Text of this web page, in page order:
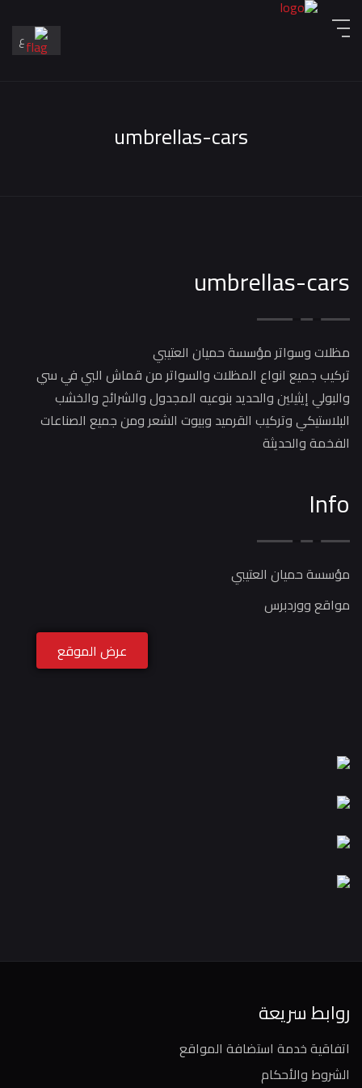
ع
En
umbrellas-cars
umbrellas-cars
مظلات وسواتر مؤسسة حميان العتيبي
تركيب جميع انواع المظلات والسواتر من قماش البي في سي
والبولي إيثيلين والحديد بنوعيه المجدول والشرائح والخشب
البلاستيكي وتركيب القرميد وبيوت الشعر ومن جميع الصناعات
الفخمة والحديثة
Info
مؤسسة حميان العتيبي
مواقع ووردبرس
عرض الموقع
روابط سريعة
اتفاقية خدمة استضافة المواقع
الشروط والأحكام